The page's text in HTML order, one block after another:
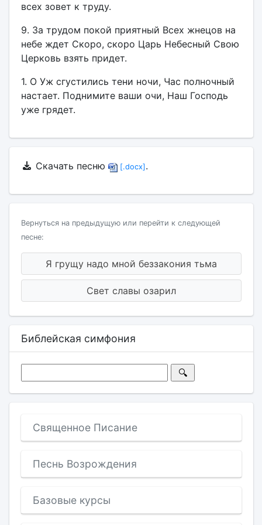
всех зовет к труду.
9. За трудом покой приятный Всех жнецов на
небе ждет Скоро, скоро Царь Небесный Свою
Церковь взять придет.
1. О Уж сгустились тени ночи, Час полночный
настает. Поднимите ваши очи, Наш Господь
уже грядет.
Скачать песню [.docx] .
Вернуться на предыдущую или перейти к следующей
песне:
Я грущу надо мной беззакония тьма
Свет славы озарил
Библейская симфония
Священное Писание
Песнь Возрождения
Базовые курсы